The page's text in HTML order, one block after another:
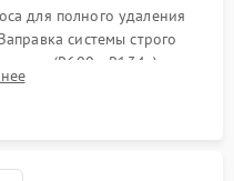
для полного удаления
системы строго
(R600a, R134a) по
давления в системе.